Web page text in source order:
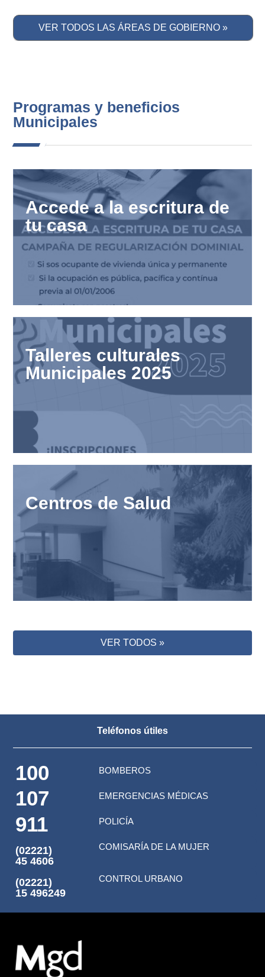
VER TODOS LAS ÁREAS DE GOBIERNO »
Programas y beneficios
Municipales
Accede a la escritura de
tu casa
Talleres culturales
Municipales 2025
Centros de Salud
VER TODOS »
Teléfonos útiles
100 BOMBEROS
107 EMERGENCIAS MÉDICAS
911 POLICÍA
(02221)
45 4606
COMISARÍA DE LA MUJER
(02221)
15 496249
CONTROL URBANO